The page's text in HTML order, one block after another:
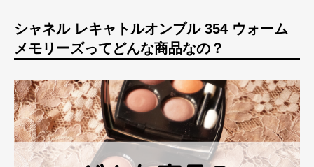
シャネル レキャトルオンブル 354 ウォーム
メモリーズってどんな商品なの？